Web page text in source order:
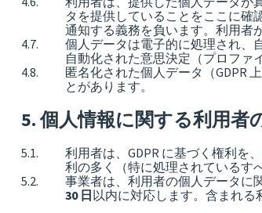
タを提供していることをここに確
通知する義務を負います。利用者
個人データは電子的に処理され、
自動化された意思決定（プロファ
匿名化された個人データ（GDPR
とがあります。
個人情報に関する利用者
利用者は、GDPR に基づく権利を、
利の多く（特に処理されているす
事業者は、利用者の個人データに
30 日以内に対応します。含まれる